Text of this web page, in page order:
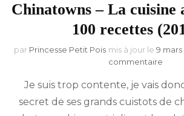
Chinatowns – La cuisine
100 recettes
par Princesse Petit Pois mis à jour le 9 mars
commentaire
–
La
Je suis trop contente, je vais
secret de ses grands cuistots de